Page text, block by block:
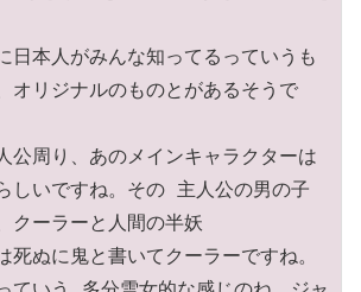
日本人がみんな知ってるっていうも
オリジナルのものとがあるそうで
公周り、あのメインキャラクターは
しいですね。その 主人公の男の子
クーラーと人間の半妖
死ぬに鬼と書いてクーラーですね。